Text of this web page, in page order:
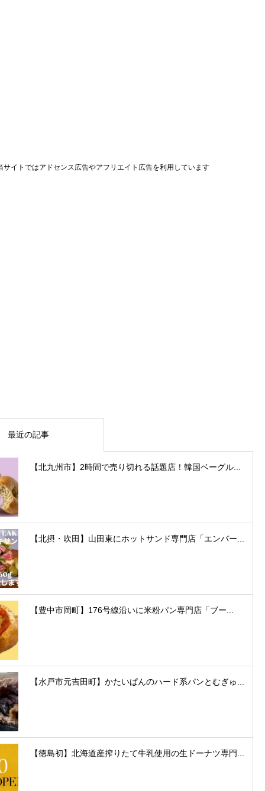
サイトではアドセンス広告やアフリエイト広告を利用しています
最近の記事
【北九州市】2時間で売り切れる話題店！韓国ベーグル...
【北摂・吹田】山田東にホットサンド専門店「エンバー...
【豊中市岡町】176号線沿いに米粉パン専門店「ブー...
【水戸市元吉田町】かたいぱんのハード系パンとむぎゅ...
【徳島初】北海道産搾りたて牛乳使用の生ドーナツ専門...